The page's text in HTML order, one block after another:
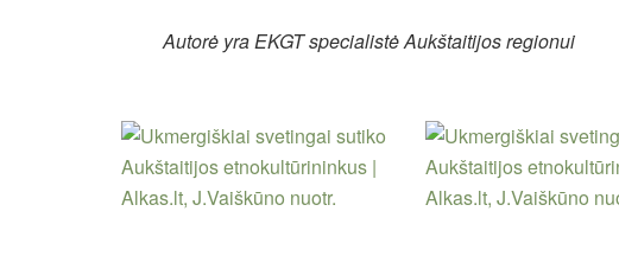
Autorė yra EKGT specialistė Aukštaitijos regionui